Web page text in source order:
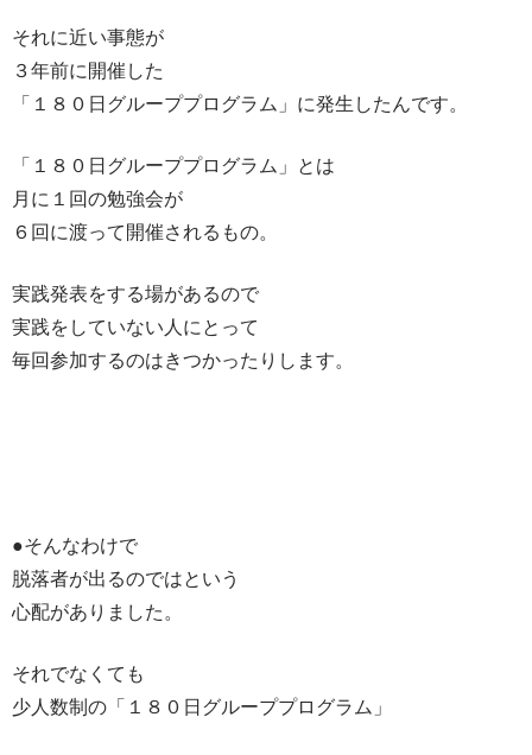
それに近い事態が
３年前に開催した
「１８０日グループプログラム」に発生したんです。
「１８０日グループプログラム」とは
月に１回の勉強会が
６回に渡って開催されるもの。
実践発表をする場があるので
実践をしていない人にとって
毎回参加するのはきつかったりします。
●そんなわけで
脱落者が出るのではという
心配がありました。
それでなくても
少人数制の「１８０日グループプログラム」